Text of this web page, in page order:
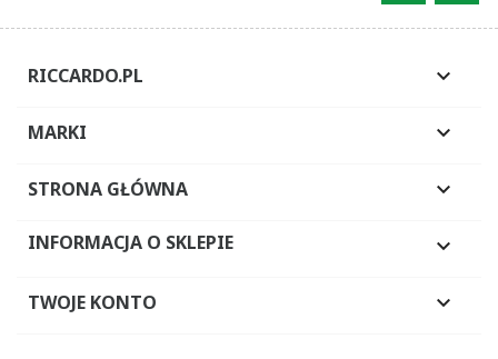
RICCARDO.PL 
MARKI 
STRONA GŁÓWNA 
INFORMACJA O SKLEPIE 
TWOJE KONTO 